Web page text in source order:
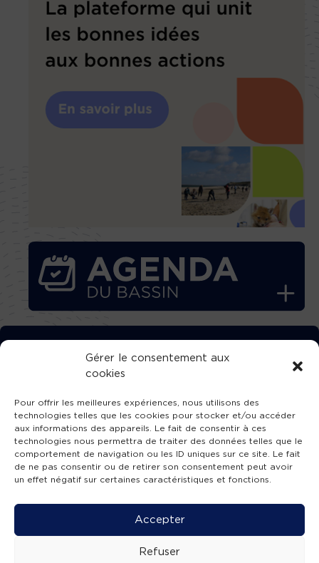
Gérer le consentement aux
cookies
Pour offrir les meilleures expériences, nous utilisons des
technologies telles que les cookies pour stocker et/ou accéder
aux informations des appareils. Le fait de consentir à ces
technologies nous permettra de traiter des données telles que le
comportement de navigation ou les ID uniques sur ce site. Le fait
de ne pas consentir ou de retirer son consentement peut avoir
un effet négatif sur certaines caractéristiques et fonctions.
Accepter
Refuser
TÉLÉCHARGEZ GRATUITEMENT
L’APPLICATION TVBA !
SUIVEZ-NOUS !
Mentions légales -Accessibilité